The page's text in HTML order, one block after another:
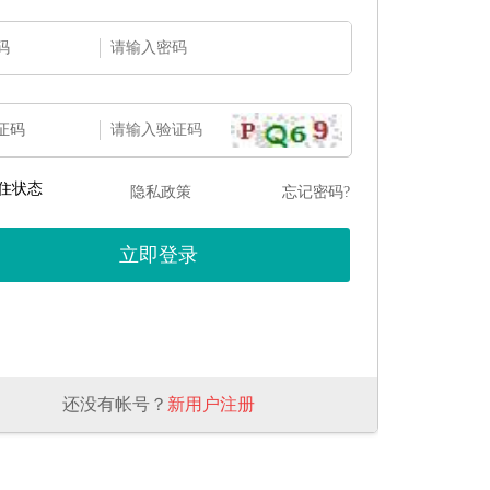
码
状态 隐私政策 忘记密码?
还没有帐号？ 新用户注册